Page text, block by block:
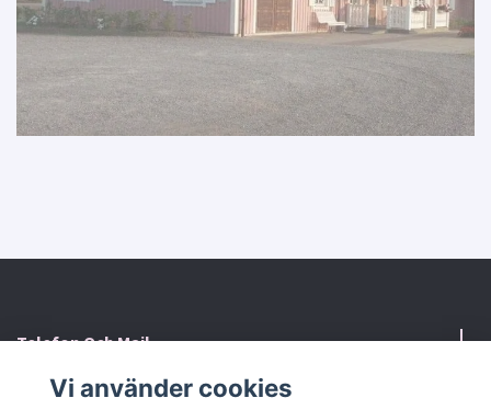
Telefon Och Mail
Vi använder cookies